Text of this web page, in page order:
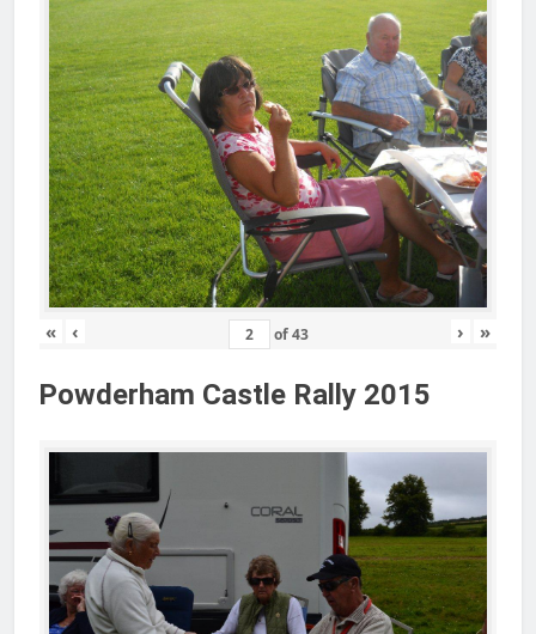
« ‹ of43 › »
Powderham Castle Rally 2015